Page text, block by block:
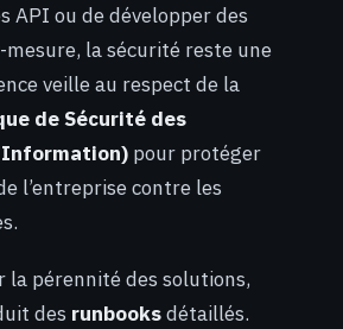
API ou de développer des
la sécurité reste une
veille au respect de la
de Sécurité des
pour protéger
l’entreprise contre les
la pérennité des solutions,
des runbooksdétaillés.